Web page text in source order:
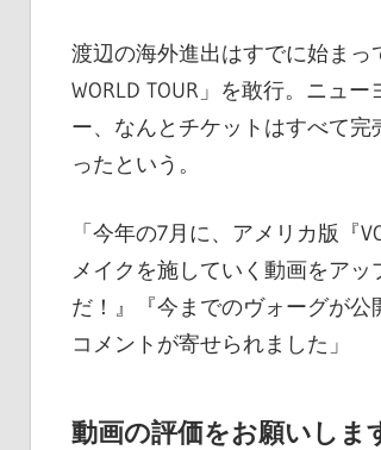
渡辺の海外進出はすでに始まっ
WORLD TOUR」を敢行。ニュ
ー、なんとチケットはすべて
ったという。
「今年の7月に、アメリカ版『
メイクを施していく動画をア
だ！』『今までのヴォーグが
コメントが寄せられました」
動画の評価をお願いしま